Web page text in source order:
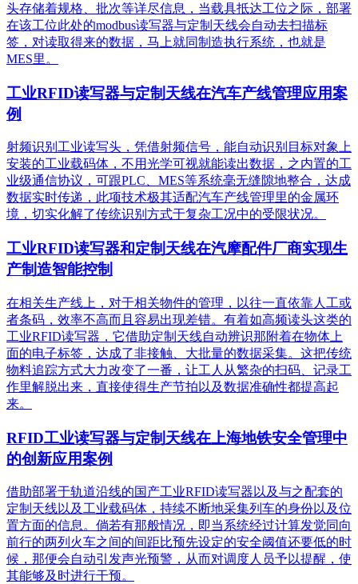
头存储着规格、批次等详尽信息，当载具抵达工位之际，部署
在该工位此处的modbus读写器与定制天线会自动去扫描标
签，对读取得来的数据，马上就同制造执行系统，也就是
MES里。
工业RFID读写器与定制天线在汽车产线管理应用案
例
射频识别工业读写头，凭借射频信号，能自动识别目标对象上
安装的工业载码体，不用光学可视就能读出数据，之内置的工
业级通信协议，可跟PLC、MES等系统毫无缝隙地整合，达成
数据实时传递，此项技术极其适配汽车产线管理里的金属环
境，切实化解了传统识别方式于复杂工况中的受限状况。
工业RFID读写器和定制天线在汽摩配件厂商实现生
产制造智能控制
在相关生产线上，对于相关物件的管理，以往一直依靠人工或
者条码，效率不高而且容易出现差错。有着如高频读头这类的
工业RFID读写器，它借助定制天线自动辨识那附着在物体上
面的电子标签，达成了非接触、大批量的数据采集。这把传统
物料追踪方式大力改变了一番，让工人从繁杂的扫码、记录工
作里解脱出来，直接使得生产节拍以及数据准确性都提高起
来。
RFID工业读写器与定制天线在上海地铁安全管理中
的创新应用案例
借助部署于轨道沿线的国产工业RFID读写器以及与之配套的
定制天线以及工业载码体，持续不断地采集列车的身份以及位
置方面的信息。倘若有那般情况，即当系统经过计算发觉同向
前行的两列火车之间的间距比预先设定的安全阈值还要低的时
候，那便会自动引发声光预警，从而对调度人员予以提醒，使
其能够及时进行干预。